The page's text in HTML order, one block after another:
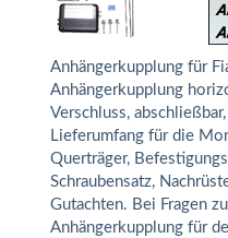
Anhängerkupplung für
Anhängerkupplung
Verschluss,
Lieferumfang für die
Querträger,
Schraubensatz,
Gutachten. Bei Fragen
Anhängerkupplung für